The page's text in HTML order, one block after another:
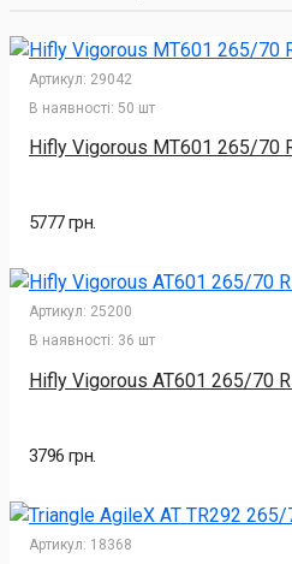
Артикул: 29042
В наявності: 50 шт
Hifly Vigorous MT601 265/70
5777 грн.
Артикул: 25200
В наявності: 36 шт
Hifly Vigorous AT601 265/70
3796 грн.
Артикул: 18368